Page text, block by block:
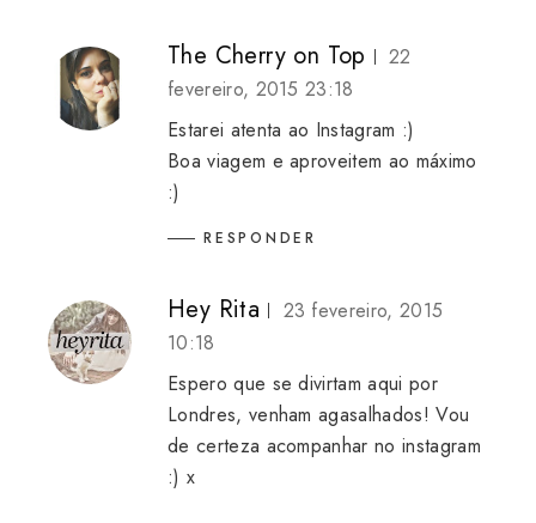
The Cherry on Top
22
fevereiro, 2015 23:18
Estarei atenta ao Instagram :)
Boa viagem e aproveitem ao máximo
:)
RESPONDER
Hey Rita
23 fevereiro, 2015
10:18
Espero que se divirtam aqui por
Londres, venham agasalhados! Vou
de certeza acompanhar no instagram
:) x